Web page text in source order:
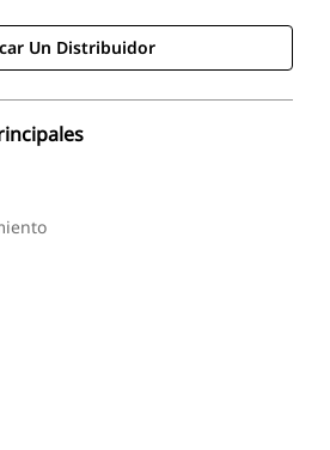
Un Distribuidor